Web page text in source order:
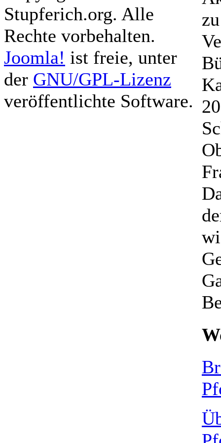
Stupferich.org. Alle
Rechte vorbehalten.
Joomla! ist freie, unter
der GNU/GPL-Lizenz
veröffentlichte Software.